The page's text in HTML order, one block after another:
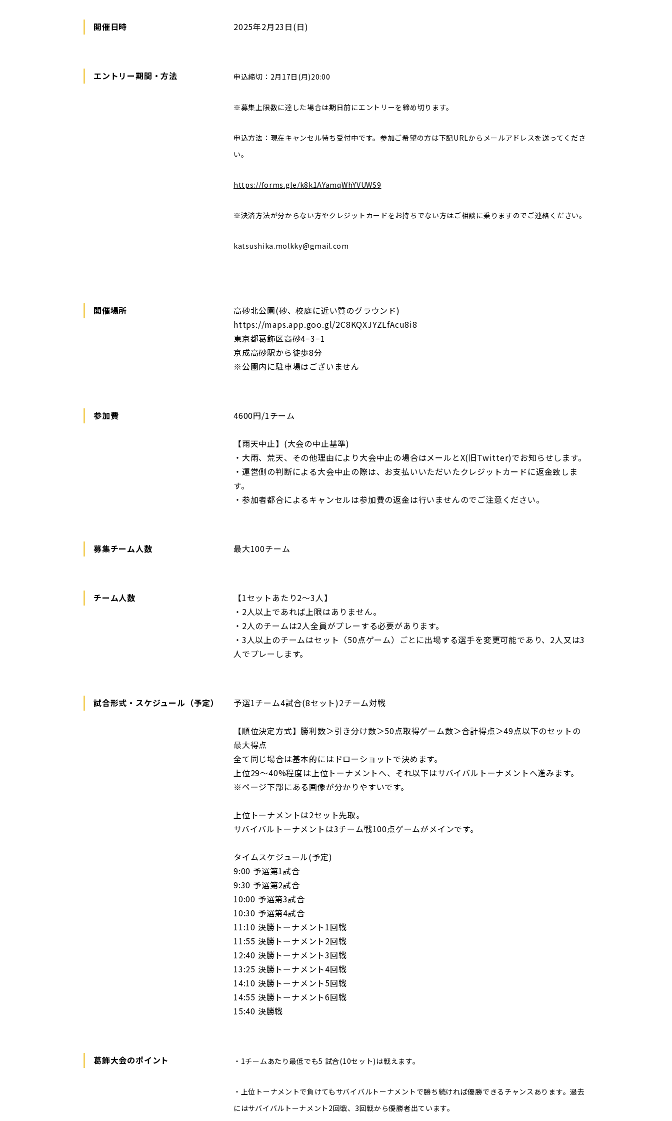
開催日時 2025年2月23日(日)
エントリー期間・方法 申込締切：2月17日(月)20:00
※募集上限数に達した場合は期日前にエントリーを締め切ります。
申込方法：現在キャンセル待ち受付中です。参加ご希望の方は下記URLからメールアドレスを送ってくださ
い。
https://forms.gle/k8k1AYamqWhYVUWS9
※決済方法が分からない方やクレジットカードをお持ちでない方はご相談に乗りますのでご連絡ください。
katsushika.molkky@gmail.com
開催場所
高砂北公園(砂、校庭に近い質のグラウンド)
https://maps.app.goo.gl/2C8KQXJYZLfAcu8i8
東京都葛飾区高砂4−3−1
京成高砂駅から徒歩8分
※公園内に駐車場はございません
参加費 4600円/1チーム
【雨天中止】(大会の中止基準)
・大雨、荒天、その他理由により大会中⽌の場合はメールとX(旧Twitter)でお知らせします。
・運営側の判断による大会中止の際は、お支払いいただいたクレジットカードに返金致しま
す。
・参加者都合によるキャンセルは参加費の返⾦は⾏いませんのでご注意ください。
募集チーム人数 最大100チーム
チーム人数
【1セットあたり2〜3人】
・2人以上であれば上限はありません。
・2人のチームは2人全員がプレーする必要があります。
・3人以上のチームはセット（50点ゲーム）ごとに出場する選手を変更可能であり、2人又は3
人でプレーします。
試合形式・スケジュール（予定） 予選1チーム4試合(8セット)2チーム対戦
【順位決定方式】勝利数＞引き分け数＞50点取得ゲーム数＞合計得点＞49点以下のセットの
最大得点
全て同じ場合は基本的にはドローショットで決めます。
上位29〜40%程度は上位トーナメントへ、それ以下はサバイバルトーナメントへ進みます。
※ページ下部にある画像が分かりやすいです。
上位トーナメントは2セット先取。
サバイバルトーナメントは3チーム戦100点ゲームがメインです。
タイムスケジュール(予定)
9:00 予選第1試合
9:30 予選第2試合
10:00 予選第3試合
10:30 予選第4試合
11:10 決勝トーナメント1回戦
11:55 決勝トーナメント2回戦
12:40 決勝トーナメント3回戦
13:25 決勝トーナメント4回戦
14:10 決勝トーナメント5回戦
14:55 決勝トーナメント6回戦
15:40 決勝戦
葛飾大会のポイント ・1チームあたり最低でも5 試合(10セット)は戦えます。
・上位トーナメントで負けてもサバイバルトーナメントで勝ち続ければ優勝できるチャンスあります。過去
にはサバイバルトーナメント2回戦、3回戦から優勝者出ています。